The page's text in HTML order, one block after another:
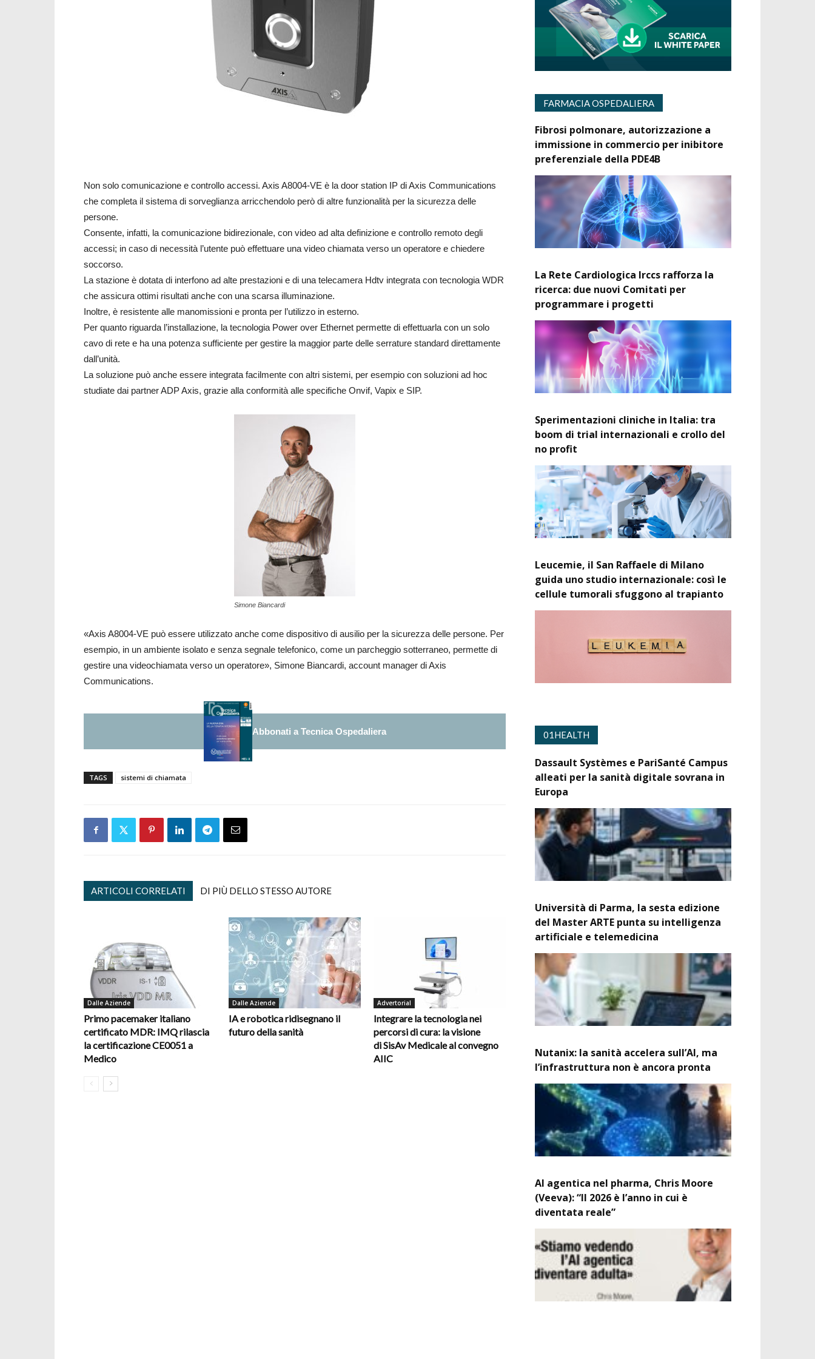
Non solo comunicazione e controllo accessi. Axis A8004-VE è la door station IP di Axis Communications
che completa il sistema di sorveglianza arricchendolo però di altre funzionalità per la sicurezza delle
persone.
Consente, infatti, la comunicazione bidirezionale, con video ad alta definizione e controllo remoto degli
accessi; in caso di necessità l’utente può effettuare una video chiamata verso un operatore e chiedere
soccorso.
La stazione è dotata di interfono ad alte prestazioni e di una telecamera Hdtv integrata con tecnologia WDR
che assicura ottimi risultati anche con una scarsa illuminazione.
Inoltre, è resistente alle manomissioni e pronta per l’utilizzo in esterno.
Per quanto riguarda l’installazione, la tecnologia Power over Ethernet permette di effettuarla con un solo
cavo di rete e ha una potenza sufficiente per gestire la maggior parte delle serrature standard direttamente
dall’unità.
La soluzione può anche essere integrata facilmente con altri sistemi, per esempio con soluzioni ad hoc
studiate dai partner ADP Axis, grazie alla conformità alle specifiche Onvif, Vapix e SIP.
Simone Biancardi
«Axis A8004-VE può essere utilizzato anche come dispositivo di ausilio per la sicurezza delle persone. Per
esempio, in un ambiente isolato e senza segnale telefonico, come un parcheggio sotterraneo, permette di
gestire una videochiamata verso un operatore», Simone Biancardi, account manager di Axis
Communications.
Abbonati a Tecnica Ospedaliera
TAGS sistemi di chiamata
ARTICOLI CORRELATI DI PIÙ DELLO STESSO AUTORE
Dalle Aziende
Primo pacemaker italiano
certificato MDR: IMQ rilascia
la certificazione CE0051 a
Medico
Dalle Aziende
IA e robotica ridisegnano il
futuro della sanità
Advertorial
Integrare la tecnologia nei
percorsi di cura: la visione
di SisAv Medicale al convegno
AIIC
FARMACIA OSPEDALIERA
Fibrosi polmonare, autorizzazione a
immissione in commercio per inibitore
preferenziale della PDE4B
La Rete Cardiologica Irccs rafforza la
ricerca: due nuovi Comitati per
programmare i progetti
Sperimentazioni cliniche in Italia: tra
boom di trial internazionali e crollo del
no profit
Leucemie, il San Raffaele di Milano
guida uno studio internazionale: così le
cellule tumorali sfuggono al trapianto
01HEALTH
Dassault Systèmes e PariSanté Campus
alleati per la sanità digitale sovrana in
Europa
Università di Parma, la sesta edizione
del Master ARTE punta su intelligenza
artificiale e telemedicina
Nutanix: la sanità accelera sull’AI, ma
l’infrastruttura non è ancora pronta
AI agentica nel pharma, Chris Moore
(Veeva): “Il 2026 è l’anno in cui è
diventata reale”